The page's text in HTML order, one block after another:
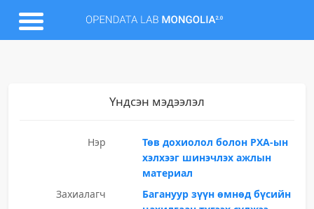
Үндсэн мэдээлэл
Нэр
Төв дохиолол болон РХА-ын
хэлхээг шинэчлэх ажлын
материал
Захиалагч
Багануур зүүн өмнөд бүсийн